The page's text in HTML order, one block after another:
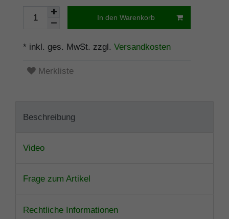
In den Warenkorb
* inkl. ges. MwSt. zzgl. Versandkosten
Merkliste
Beschreibung
Video
Frage zum Artikel
Rechtliche Informationen